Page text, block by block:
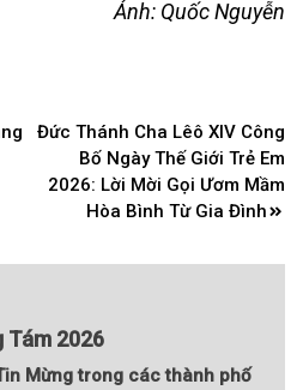
Ảnh: Quốc Nguyễn
Đức Thánh Cha Lêô XIV Công
Bố Ngày Thế Giới Trẻ Em
2026: Lời Mời Gọi Ươm Mầm
Hòa Bình Từ Gia Đình
Tám 2026
Mừng trong các thành phố